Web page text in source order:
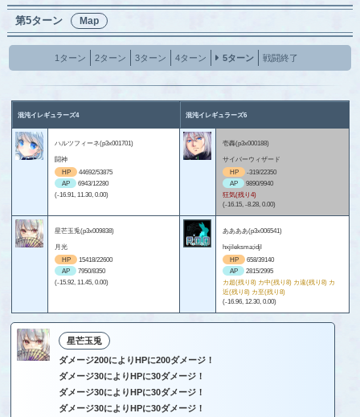
第5ターン Map
1ターン 2ターン 3ターン 4ターン 5ターン 戦闘終了
混沌イレギュラーズ4 混沌イレギュラーズ6
ハルツフィーネ(p3x001701)
闘神
HP
44692/53875
AP
6943/12280
(-16.91, 11.30, 0.00)
壱轟(p3x000188)
サイバーウィザード
HP
-319/22350
AP
9890/9940
狂気(残り4)
(-16.15, -8.28, 0.00)
星芒玉兎(p3x009838)
月光
HP
15418/22600
AP
7950/8350
(-15.92, 11.45, 0.00)
ああああ(p3x006541)
hxjileksma;idjl
HP
658/39140
AP
2815/2995
カ超(残り8) カ中(残り8) カ遠(残り8) カ
近(残り8) カ至(残り8)
(-16.96, 12.30, 0.00)
星芒玉兎
ダメージ200によりHPに200ダメージ！
ダメージ30によりHPに30ダメージ！
ダメージ30によりHPに30ダメージ！
ダメージ30によりHPに30ダメージ！